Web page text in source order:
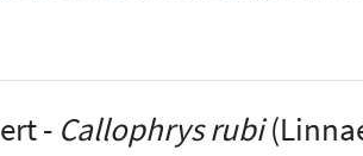
- Callophrys rubi